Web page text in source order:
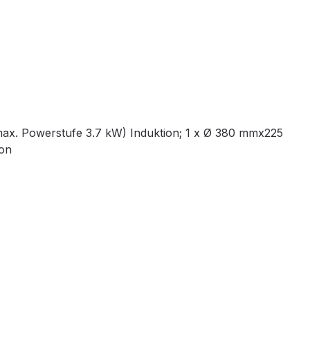
Powerstufe 3.7 kW) Induktion; 1 x Ø 380 mmx225